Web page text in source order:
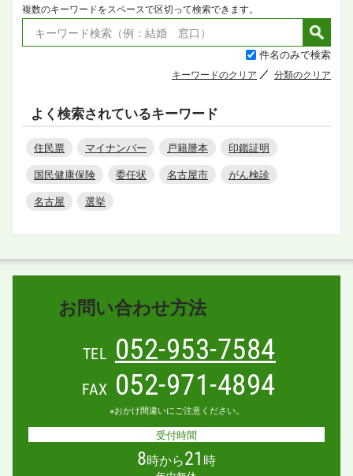
複数のキーワードをスペースで区切って検索できます。
件名のみで検索
キーワードのクリア 分類のクリア
よく検索されているキーワード
住民票 マイナンバー 戸籍謄本
印鑑証明
国民健康保険
委任状 名古屋市
がん検診
名古屋
選挙
お問い合わせ方法
TEL 052-953-7584
FAX 052-971-4894
※おかけ間違いにご注意ください。
受付時間
8時から21 時